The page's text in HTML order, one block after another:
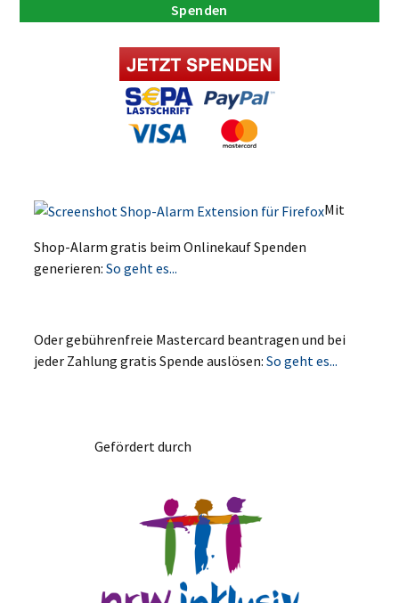
Spenden
Mit
Shop-Alarm gratis beim Onlinekauf Spenden
generieren:So geht es...
Oder gebührenfreie Mastercard beantragen und bei
jeder Zahlung gratis Spende auslösen:So geht es...
Gefördert durch